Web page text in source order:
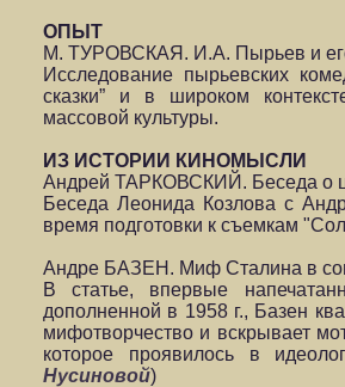
ОПЫТ
М. ТУРОВСКАЯ. И.А. Пырьев и
Исследование пырьевских
сказки” и в широком
массовой культуры.
ИЗ ИСТОРИИ КИНОМЫСЛИ
Андрей ТАРКОВСКИЙ. Беседа о
Беседа Леонида Козлова с
время подготовки к съемкам
Андре БАЗЕН. Миф Сталина в
В статье, впервые
дополненной в 1958 г., Базен
мифотворчество и вскрывает
которое проявилось в
Нусиновой)